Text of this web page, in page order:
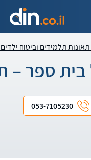
תאונות תלמידים וביטוח
בית ספר –
053-7105230